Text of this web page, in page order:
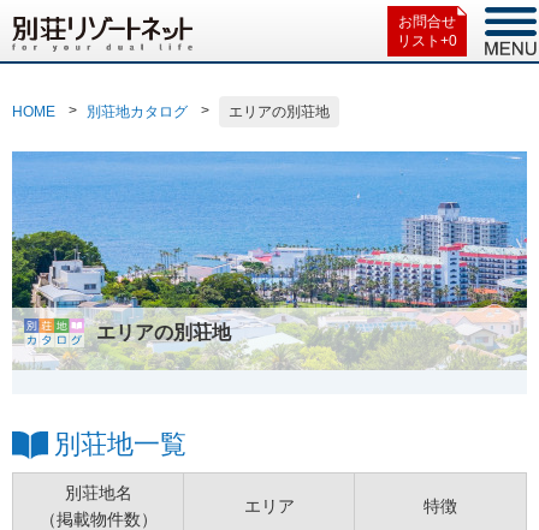
お問合せ
リスト+0
HOME 別荘地カタログ エリアの別荘地
エリアの別荘地
別荘地一覧
別荘地名
（掲載物件数）
エリア 特徴